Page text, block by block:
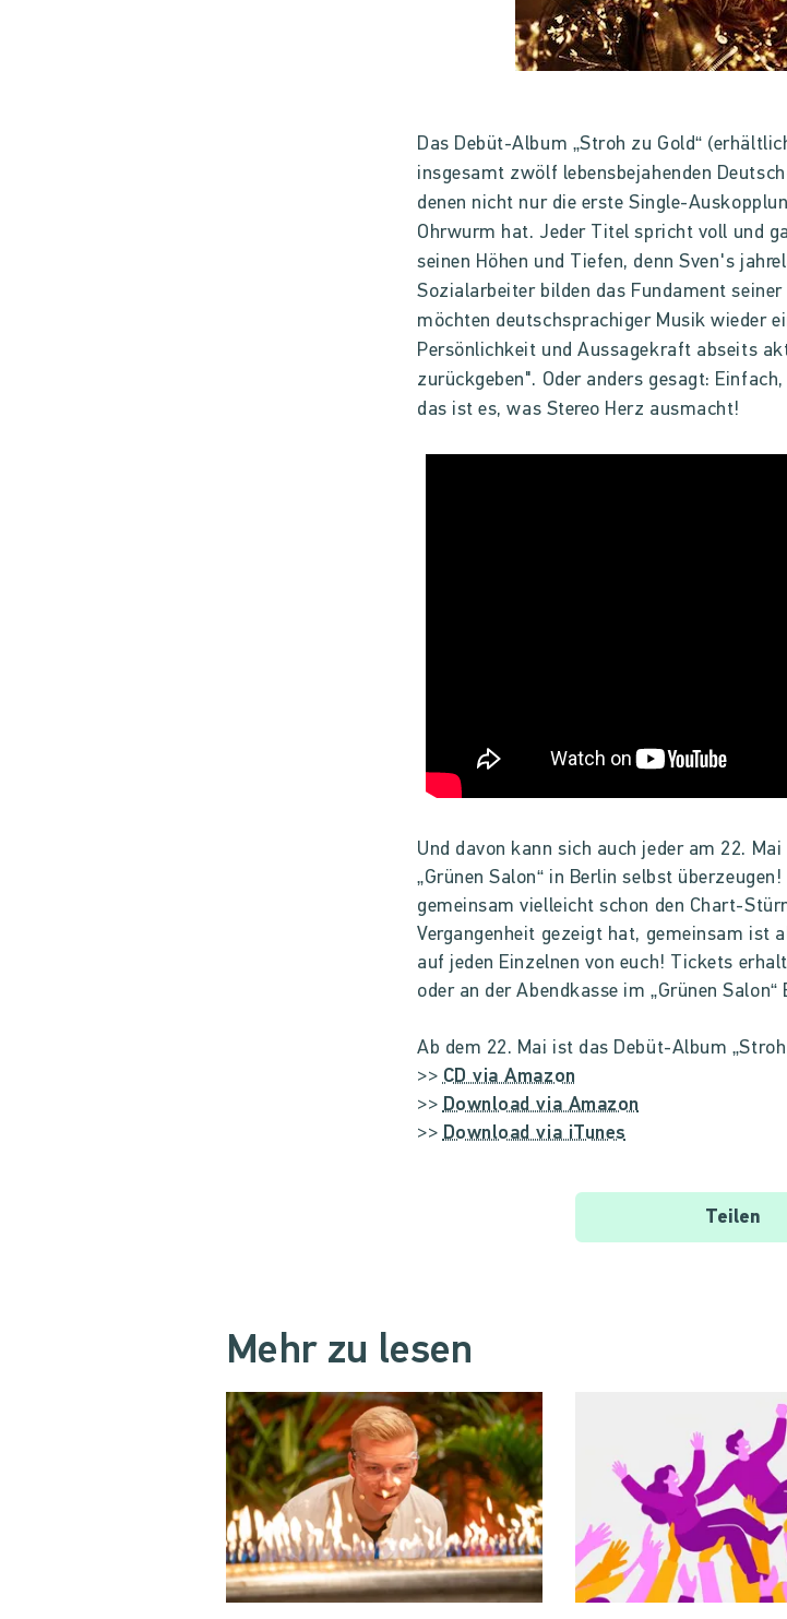
Das Debüt-Album „Stroh zu Gold“
insgesamt zwölf lebensbejahenden
denen nicht nur die erste Single-
Ohrwurm hat. Jeder Titel spricht voll und
seinen Höhen und Tiefen, denn Sven's
Sozialarbeiter bilden das Fundament
möchten deutschsprachiger Musik wieder
Persönlichkeit und Aussagekraft abseits
zurückgeben". Oder anders gesagt:
das ist es, was Stereo Herz ausmacht!
Und davon kann sich auch jeder am 22.
„Grünen Salon“ in Berlin selbst
gemeinsam vielleicht schon den Chart-
Vergangenheit gezeigt hat, gemeinsam ist
auf jeden Einzelnen von euch! Tickets
oder an der Abendkasse im „Grünen Salon“
Ab dem 22. Mai ist das Debüt-Album
>> CD via Amazon
>> Download via Amazon
>> Download via iTunes
Teilen
Mehr zu lesen